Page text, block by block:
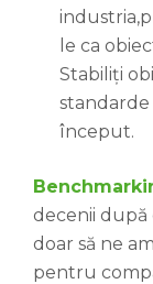
le ca
Stabiliți
început.
decenii după
doar să ne
pentru